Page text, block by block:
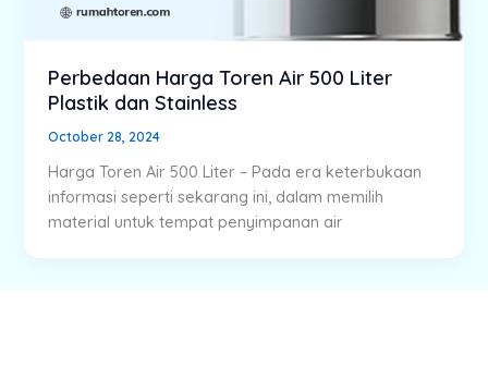
Perbedaan Harga Toren Air 500 Liter
Plastik dan Stainless
October 28, 2024
Harga Toren Air 500 Liter – Pada era keterbukaan
informasi seperti sekarang ini, dalam memilih
material untuk tempat penyimpanan air